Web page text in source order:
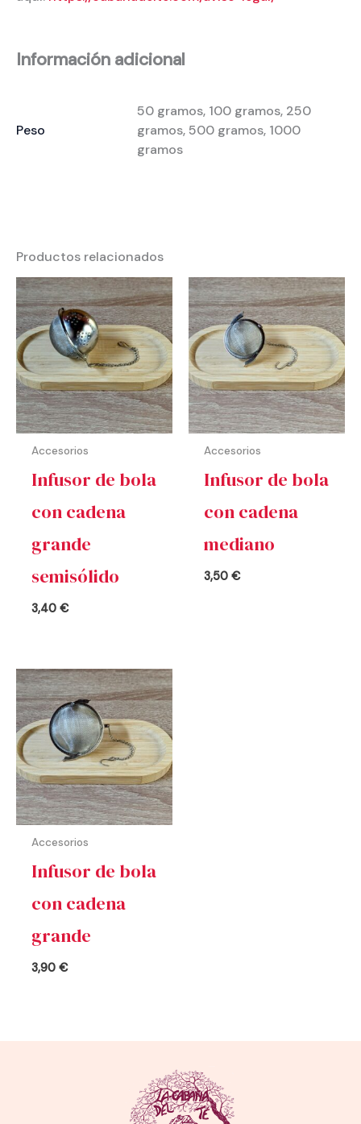
Información adicional
Peso
50 gramos, 100 gramos, 250
gramos, 500 gramos, 1000
gramos
Productos relacionados
Accesorios
Infusor de bola
con cadena
grande
semisólido
3,40€
Accesorios
Infusor de bola
con cadena
mediano
3,50€
Accesorios
Infusor de bola
con cadena
grande
3,90€